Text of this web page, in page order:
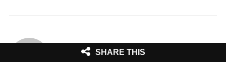
Francesca
SHARE THIS